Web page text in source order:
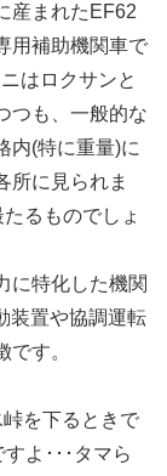
産まれたEF62
用補助機関車で
はロクサンと
つも、一般的な
内(特に重量)に
所に見られま
るものでしょ
に特化した機関
装置や協調運転
す。
を下るときで
よ･･･タマら